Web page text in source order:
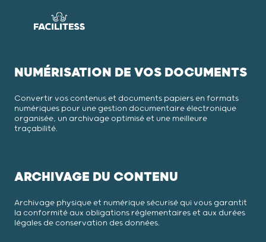
NUMÉRISATION DE VOS DOCUMENTS
Convertir vos contenus et documents papiers en formats
numériques pour une gestion documentaire électronique
organisée, un archivage optimisé et une meilleure
traçabilité.
ARCHIVAGE DU CONTENU
Archivage physique et numérique sécurisé qui vous garantit
la conformité aux obligations réglementaires et aux durées
légales de conservation des données.